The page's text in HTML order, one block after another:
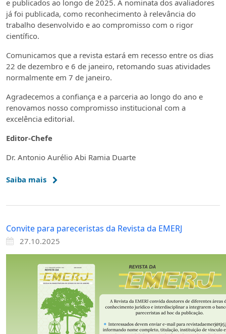
e publicados ao longo de 2025. A nominata dos avaliadores
já foi publicada, como reconhecimento à relevância do
trabalho desenvolvido e ao compromisso com o rigor
científico.
Comunicamos que a revista estará em recesso entre os dias
22 de dezembro e 6 de janeiro, retomando suas atividades
normalmente em 7 de janeiro.
Agradecemos a confiança e a parceria ao longo do ano e
renovamos nosso compromisso institucional com a
excelência editorial.
Editor-Chefe
Dr. Antonio Aurélio Abi Ramia Duarte
Saiba mais
Convite para pareceristas da Revista da EMERJ
27.10.2025